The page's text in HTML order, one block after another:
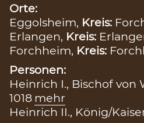
Orte:
Eggolsheim, Kreis:
Erlangen, Kreis:
Forchheim, Kreis:
Personen:
Heinrich I., Bischof von
1018 mehr
Heinrich II., König/